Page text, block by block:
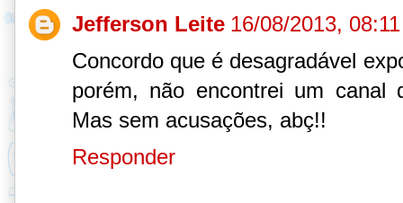
Jefferson Leite 16/08/2013, 08:11
Concordo que é desagradável
porém, não encontrei um canal
Mas sem acusações, abç!!
Responder